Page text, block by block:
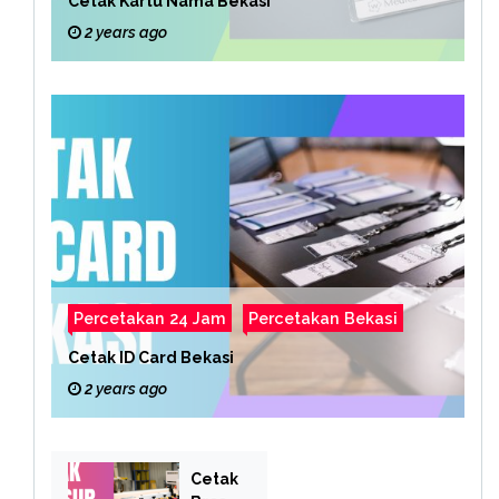
2 years ago
Percetakan 24 Jam Percetakan Bekasi
Cetak ID Card Bekasi
2 years ago
Cetak